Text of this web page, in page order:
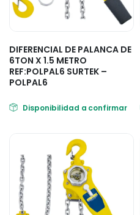
DIFERENCIAL DE PALANCA DE
6TON X 1.5 METRO
REF:POLPAL6 SURTEK –
POLPAL6
Disponibilidad a confirmar